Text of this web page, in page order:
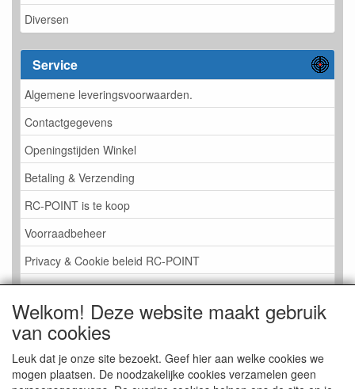
Diversen
Service
Algemene leveringsvoorwaarden.
Contactgegevens
Openingstijden Winkel
Betaling & Verzending
RC-POINT is te koop
Voorraadbeheer
Privacy & Cookie beleid RC-POINT
LINK PAGINA
Gastenboek RC-POINT
Kijkje in de Winkel
Welkom! Deze website maakt gebruik
van cookies
Leuk dat je onze site bezoekt. Geef hier aan welke cookies we
mogen plaatsen. De noodzakelijke cookies verzamelen geen